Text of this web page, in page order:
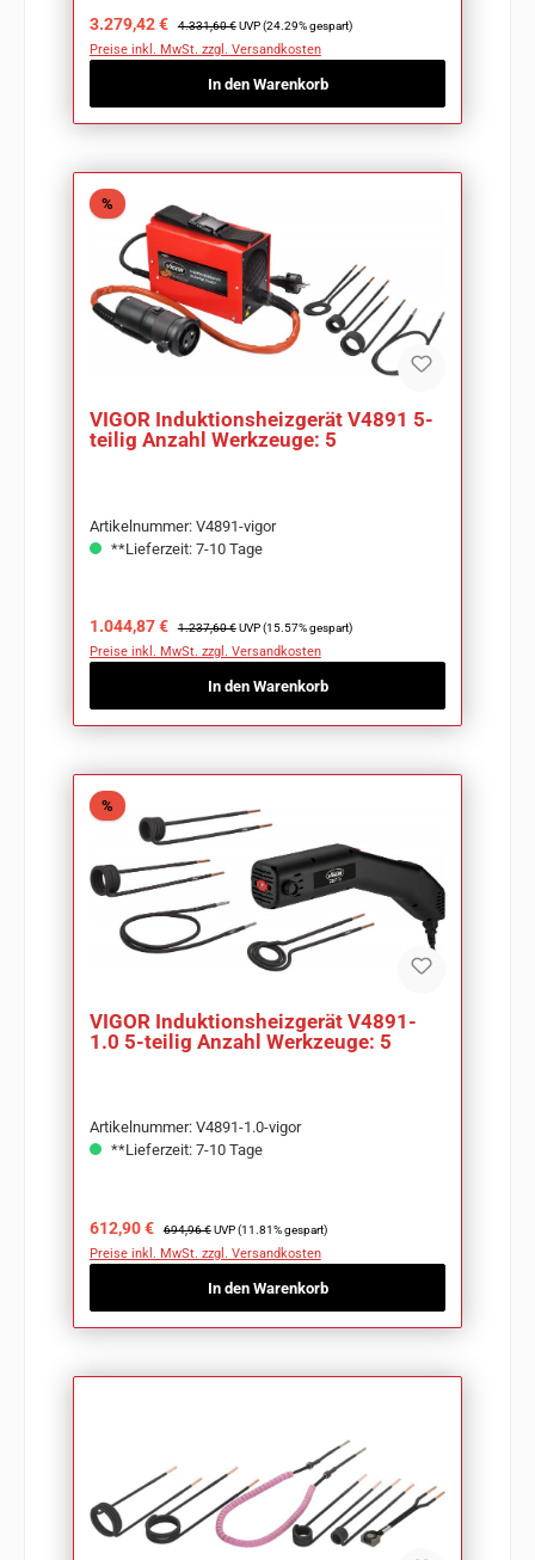
Verkaufspreis:
3.279,42 € Regulärer Preis:
4.331,60 € UVP (24.29% gespart)
Preise inkl. MwSt. zzgl. Versandkosten
In den Warenkorb
%Rabatt
VIGOR Induktionsheizgerät V4891 5-
teilig Anzahl Werkzeuge: 5
Artikelnummer: V4891-vigor
**Lieferzeit: 7-10 Tage
Verkaufspreis:
1.044,87 € Regulärer Preis:
1.237,60 € UVP (15.57% gespart)
Preise inkl. MwSt. zzgl. Versandkosten
In den Warenkorb
%Rabatt
VIGOR Induktionsheizgerät V4891-
1.0 5-teilig Anzahl Werkzeuge: 5
Artikelnummer: V4891-1.0-vigor
**Lieferzeit: 7-10 Tage
Verkaufspreis:
612,90 € Regulärer Preis:
694,96 € UVP (11.81% gespart)
Preise inkl. MwSt. zzgl. Versandkosten
In den Warenkorb